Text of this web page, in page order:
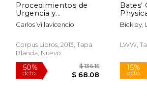
Procedimientos de
Urgencia y
Emergencia en
Pacientes Adultos.
Carlos Villavicencio
Corpus Libros, 2013, Tapa
Blanda, Nuevo
Bates'
and
(en
Bickley,
M.
LWW,